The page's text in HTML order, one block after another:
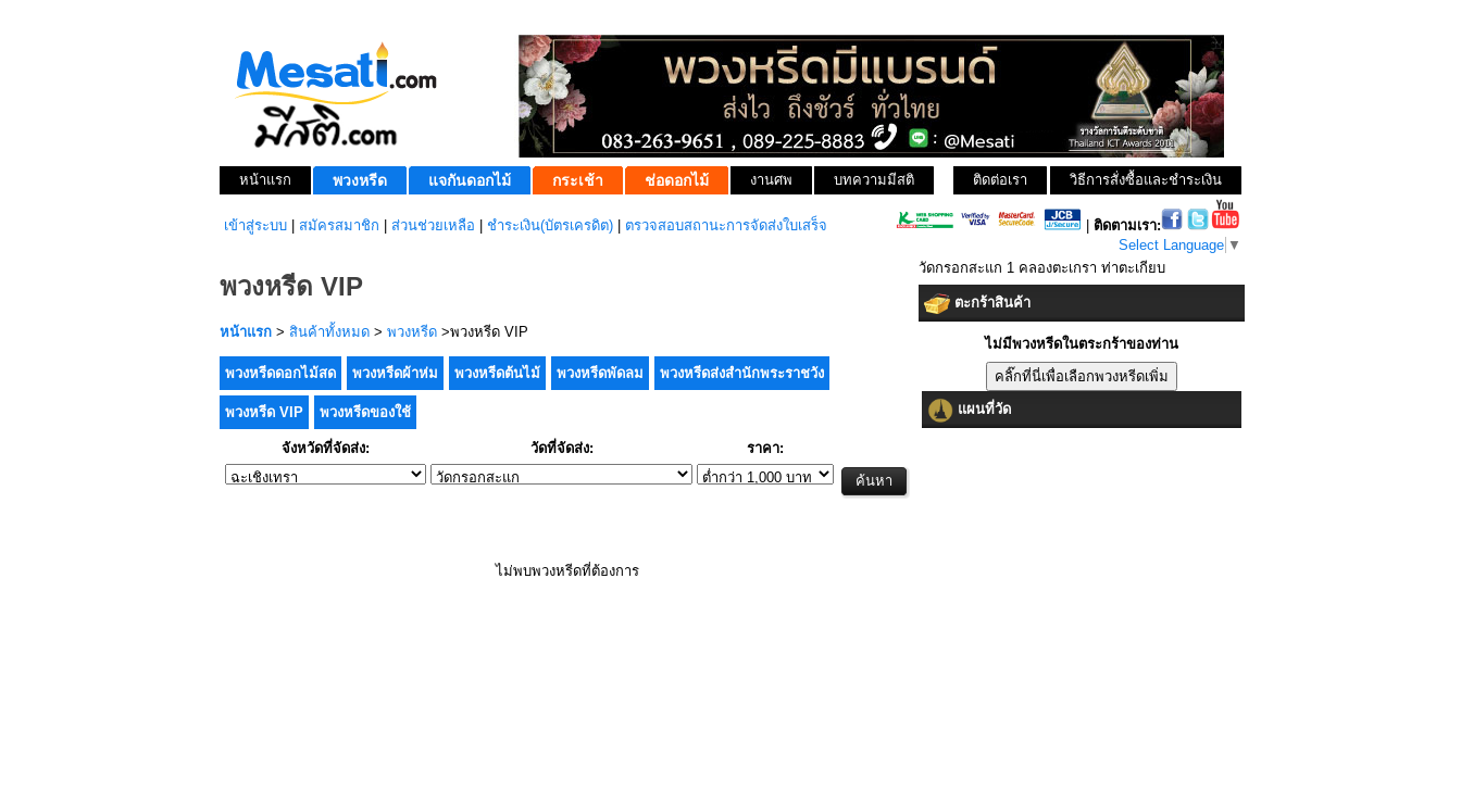
หน้าแรก พวงหรีด แจกันดอกไม้ กระเช้า ช่อดอกไม้ งานศพ บทความมีสติ วิธีการสั่งซื้อและชำระเงิน
ติดต่อเรา
เข้าสู่ระบบ สมัครสมาชิก ส่วนช่วยเหลือ ชำระเงิน(บัตรเครดิต) ตรวจสอบสถานะการจัดส่งใบเสร็จ
ติดตามเรา:
Select Language ▼
พวงหรีด VIP
หน้าแรก > สินค้าทั้งหมด > พวงหรีด >พวงหรีด VIP
พวงหรีดดอกไม้สด พวงหรีดผ้าห่ม พวงหรีดต้นไม้ พวงหรีดพัดลม พวงหรีดส่งสำนักพระราชวัง
พวงหรีด VIP พวงหรีดของใช้
จังหวัดที่จัดส่ง: วัดที่จัดส่ง: ราคา:
ไม่พบพวงหรีดที่ต้องการ
วัดกรอกสะแก 1 คลองตะเกรา ท่าตะเกียบ
ตะกร้าสินค้า
ไม่มีพวงหรีดในตระกร้าของท่าน
แผนที่วัด